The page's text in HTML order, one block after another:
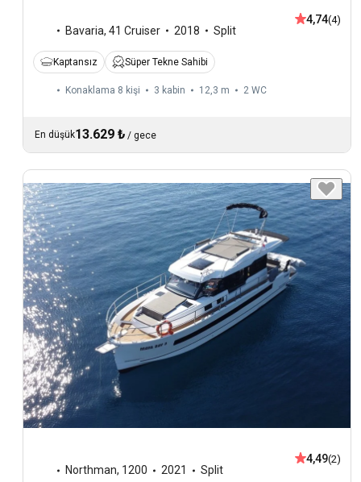
Bavaria, 41 Cruiser 2018 Split
4,74(4)
Kaptansız Süper Tekne Sahibi
Konaklama 8 kişi 3 kabin 12,3 m 2 WC
En düşük13.629 ₺ / gece
Northman, 1200 2021 Split
4,49(2)